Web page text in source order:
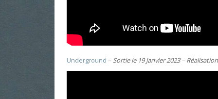
Underground – Sortie le 19 Janvier 2023 –